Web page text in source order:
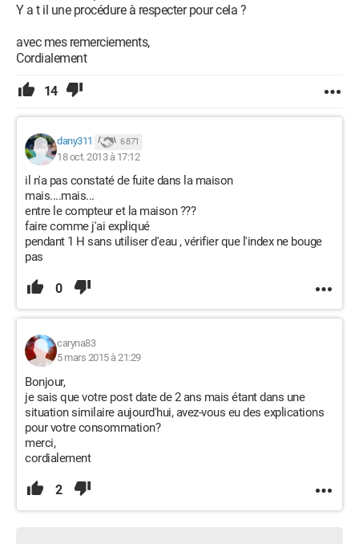
Y a t il une procédure à respecter pour cela ?
avec mes remerciements,
Cordialement
14
dany311 6 871
18 oct. 2013 à 17:12
il n'a pas constaté de fuite dans la maison
mais....mais...
entre le compteur et la maison ???
faire comme j'ai expliqué
pendant 1 H sans utiliser d'eau , vérifier que l'index ne bouge
pas
0
caryna83
5 mars 2015 à 21:29
Bonjour,
je sais que votre post date de 2 ans mais étant dans une
situation similaire aujourd'hui, avez-vous eu des explications
pour votre consommation?
merci,
cordialement
2